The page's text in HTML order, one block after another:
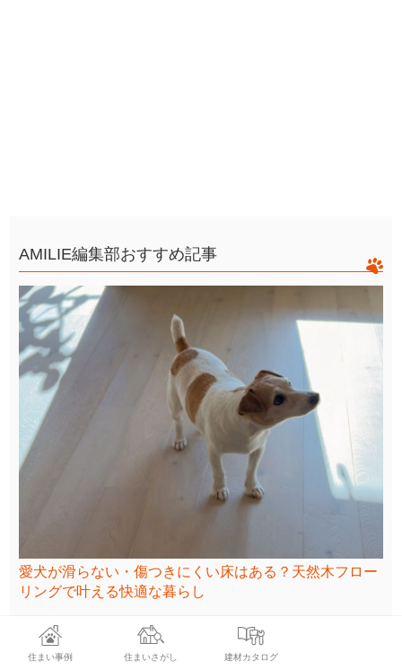
AMILIE編集部おすすめ記事
愛犬が滑らない・傷つきにくい床はある？天然木フロー
リングで叶える快適な暮らし
住まい事例 住まいさがし 建材カタログ